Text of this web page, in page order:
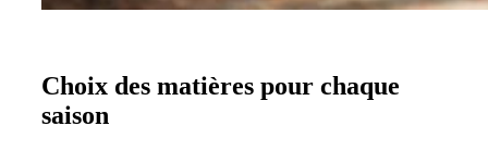
Choix des matières pour chaque
saison